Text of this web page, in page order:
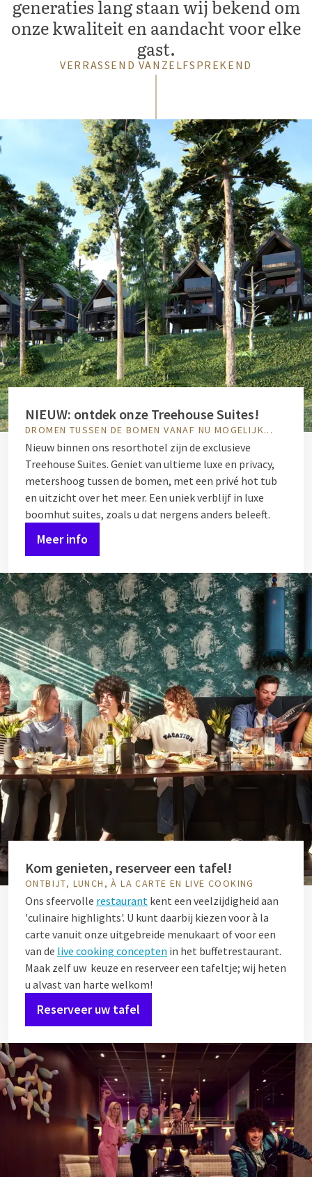
generaties lang staan wij bekend om
onze kwaliteit en aandacht voor elke
gast.
VERRASSEND VANZELFSPREKEND
NIEUW: ontdek onze Treehouse Suites!
DROMEN TUSSEN DE BOMEN VANAF NU MOGELIJK...
Nieuw binnen ons resorthotel zijn de exclusieve
Treehouse Suites. Geniet van ultieme luxe en privacy,
metershoog tussen de bomen, met een privé hot tub
en uitzicht over het meer. Een uniek verblijf in luxe
boomhut suites, zoals u dat nergens anders beleeft.
Meer info
Kom genieten, reserveer een tafel!
ONTBIJT, LUNCH, À LA CARTE EN LIVE COOKING
Ons sfeervolle restaurant kent een veelzijdigheid aan
'culinaire highlights'. U kunt daarbij kiezen voor à la
carte vanuit onze uitgebreide menukaart of voor een
van de live cooking concepten in het buffetrestaurant.
Maak zelf uw keuze en reserveer een tafeltje; wij heten
u alvast van harte welkom!
Reserveer uw tafel